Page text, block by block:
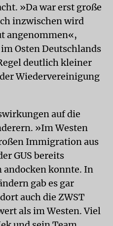
»Da war erst große
inzwischen wird
angenommen«,
Osten Deutschlands
deutlich kleiner
Wiedervereinigung
auf die
»Im Westen
Immigration aus
GUS bereits
andocken konnte. In
gab es gar
auch die ZWST
als im Westen. Viel